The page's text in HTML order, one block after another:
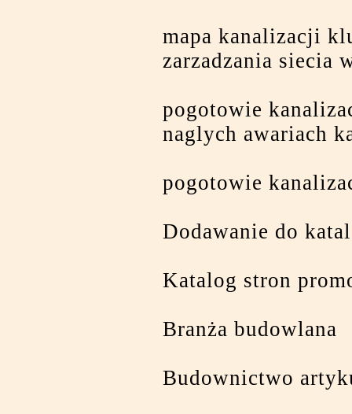
mapa kanalizacji
zarzadzania siecia
pogotowie
naglych awariach
pogotowie
Dodawanie do
Katalog stron
Branża budowlana
Budownictwo